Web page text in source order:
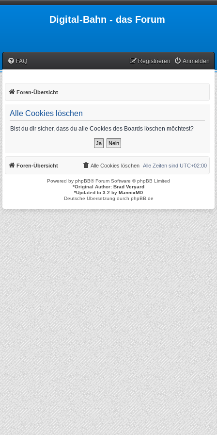
Digital-Bahn - das Forum
FAQ Anmelden
Registrieren
Foren-Übersicht
Alle Cookies löschen
Bist du dir sicher, dass du alle Cookies des Boards löschen möchtest?
Foren-Übersicht Alle Zeiten sind UTC+02:00
Alle Cookies löschen
Powered by phpBB® Forum Software © phpBB Limited
*Original Author: Brad Veryard
*Updated to 3.2 by MannixMD
Deutsche Übersetzung durch phpBB.de